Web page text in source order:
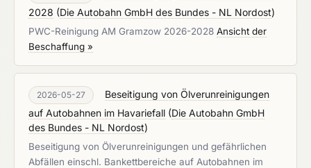
2028 (Die Autobahn GmbH des Bundes - NL Nordost)
PWC-Reinigung AM Gramzow 2026-2028 Ansicht der
Beschaffung »
2026-05-27
Beseitigung von Ölverunreinigungen
auf Autobahnen im Havariefall (Die Autobahn GmbH
des Bundes - NL Nordost)
Beseitigung von Ölverunreinigungen und gefährlichen
Abfällen einschl. Bankettbereiche auf Autobahnen im